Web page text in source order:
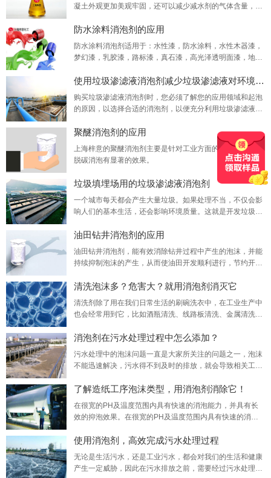
凝土外观更加美观牢固，还可以减少减水剂的气体含量，改
材料行业的追捧。
防水涂料消泡剂的应用
防水涂料消泡剂适用于：水性漆，防水涂料，水性木器漆，
梦幻漆，乳胶漆，路标漆，真石漆，高光泽透明面漆，地板
乳液，水性聚氨酯木器漆。
使用垃圾渗滤液消泡剂减少垃圾渗滤液对环境的
购买垃圾渗滤液消泡剂时，您必须了解您的应用领域和起泡
的原因，以选择合适的消泡剂，以便充分利用垃圾渗滤液消
聚醚消泡剂的应用
上海梓意的聚醚消泡剂主要是针对工业方面的，对电厂脱硫
脱碳消泡有显著的效果。
垃圾填埋场用的垃圾渗滤液消泡剂
一个城市每天都会产生大量垃圾。如果处理不当，不仅会影
响人们的基本生活，还会影响环境质量。这就是开发垃圾渗
油田钻井消泡剂的应用
油田钻井消泡剂，能有效消除钻井过程中产生的泡沫，并能
持续抑制泡沫的产生，从而使油田开发顺利进行，节约开发
清洗泡沫多？危害大？就用消泡剂消灭它
清洗剂除了用在我们日常生活的刷碗洗衣中，在工业生产中
也会经常用到它，比如酒瓶清洗、线路板清洗、金属清洗等
程中添加一些消泡剂，这是因为在大型的清洗过程中，清洗
剂用量很多，从而产生大量的泡沫，泡沫稳定存在，无法自
动消除，就会产生一系列的影响，比如：（1）清洗过程
中，过多的泡沫会降低清洗剂的使用效果，影响清洁度
消泡剂在污水处理过程中怎么添加？
污水处理中的泡沫问题一直是大家所关注的问题之一，泡沫
不能迅速解决，污水得不到及时的排放，就会导致相关工程
品。其实只知道消泡剂能消除污水处理泡沫是远远不够的，
如何添加消泡剂才是成功消泡的关键，下面我们就来看看如
何添加消泡剂。一、将消泡剂添加至污水排放口处在污水排
放口排出污水时，会产生大量的泡沫，这些泡沫稳定存在
了解造纸工序泡沫类型，用消泡剂消除它！
在很宽的PH及温度范围内具有快速的消泡能力，并具有长
效的抑泡效果。在很宽的PH及温度范围内具有快速的消泡
具有快速的消泡能力，并具有长效的抑泡效果。
使用消泡剂，高效完成污水处理过程
无论是生活污水，还是工业污水，都会对我们的生活和健康
产生一定威胁，因此在污水排放之前，需要经过污水处理。